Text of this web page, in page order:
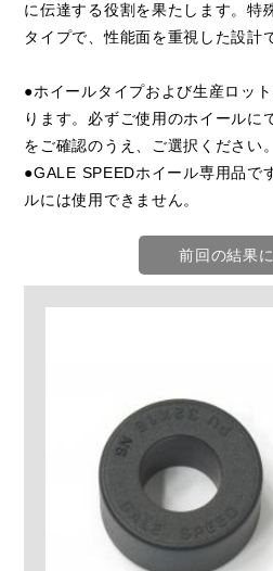
に伝達する役割を果たします。特
タイプで、性能面を重視した設計
●ホイールタイプおよび生産ロッ
ります。必ずご使用のホイールに
をご確認のうえ、ご選択ください。
●GALE SPEEDホイール専用品で
ルには使用できません。
前回の結果